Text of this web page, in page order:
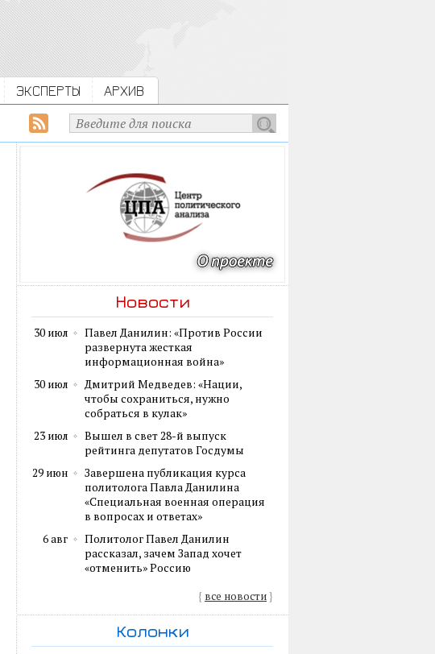
ЭКСПЕРТЫ АРХИВ
Новости
30 июл
Павел Данилин: «Против России
развернута жесткая
информационная война»
30 июл
Дмитрий Медведев: «Нации,
чтобы сохраниться, нужно
собраться в кулак»
23 июл
Вышел в свет 28-й выпуск
рейтинга депутатов Госдумы
29 июн
Завершена публикация курса
политолога Павла Данилина
«Специальная военная операция
в вопросах и ответах»
6 авг
Политолог Павел Данилин
рассказал, зачем Запад хочет
«отменить» Россию
{ все новости}
Колонки